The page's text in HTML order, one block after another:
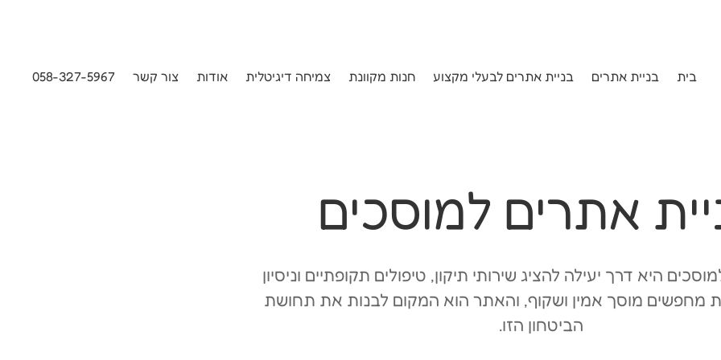
בית בניית אתרים בניית אתרים לבעלי מקצוע חנות מקוונת צמיחה דיגיטלית אודות צור קשר 058-327-5967
אתרים למוסכים
היא דרך יעילה להציג שירותי תיקון, טיפולים תקופתיים וניסיון
מחפשים מוסך אמין ושקוף, והאתר הוא המקום לבנות את תחושת
הביטחון הזו.